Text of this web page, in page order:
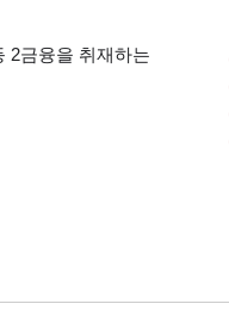
2금융을 취재하는